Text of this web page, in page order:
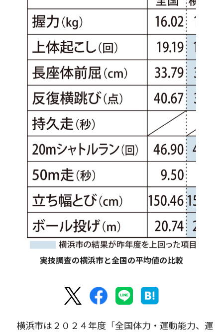
実技調査の横浜市と全国の平均値の比較
横浜市は２０２４年度「全国体力・運動能力、運